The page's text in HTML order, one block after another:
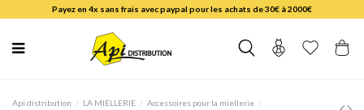
Payez en 4x sans frais avec paypal pour les achats de 30€ à 2000€
Api distribution LA MIELLERIE
Accessoires pour la miellerie